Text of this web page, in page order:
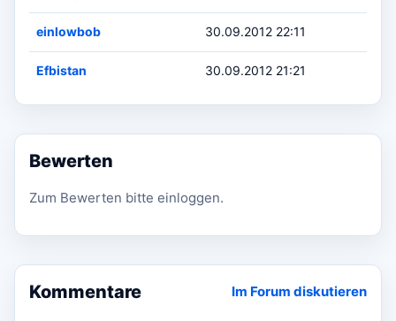
einlowbob 30.09.2012 22:11
Efbistan 30.09.2012 21:21
Bewerten
Zum Bewerten bitte einloggen.
Kommentare Im Forum diskutieren